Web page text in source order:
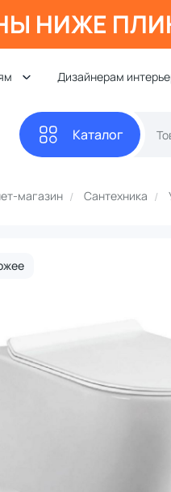
НИЖЕ
Дизайнерам
Каталог
магазин Сантехника